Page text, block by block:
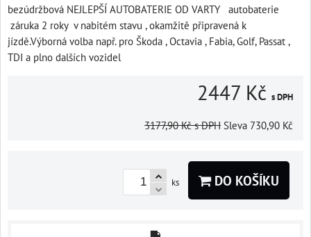
bezúdržbová NEJLEPŠÍ AUTOBATERIE OD VARTY autobaterie
záruka 2 roky v nabitém stavu , okamžitě připravená k
jízdě.Výborná volba např. pro Škoda , Octavia , Fabia, Golf, Passat ,
TDI a plno dalších vozidel
2447 Kč s DPH
3177,90 Kč s DPH Sleva 730,90 Kč
ks DO KOŠÍKU